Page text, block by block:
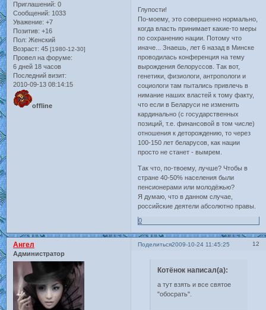
Приглашений: 0
Сообщений: 1033
Уважение: +7
Позитив: +16
Пол: Женский
Возраст: 45 [1980-12-30]
Провел на форуме:
6 дней 18 часов
Последний визит:
2010-09-13 08:14:15
offline
Глупости!
По-моему, это совершенно нормально,
когда власть принимает какие-то меры
по сохранению нации. Потому что
иначе... Знаешь, лет 6 назад в Минске
проводилась конференция на тему
вырождения белоруссов. Так вот,
генетики, физиологи, антропологи и
социологи там пытались привлечь в
нимание наших властей к тому факту,
что если в Беларуси не изменить
кардинально (с государственных
позиций, т.е. финансовой в том числе)
отношения к деторождению, то через
100-150 лет беларусов, как нации
просто не станет - вымрем.
Так что, по-твоему, лучше? Чтобы в
стране 40-50% населения были
пенсионерами или молодёжью?
Я думаю, что в данном случае,
российские деятели абсолютно правы.
0
Поделиться 12
2009-10-24 11:45:25
Ангел
Администратор
Котёнок написал(а):
а тут взять и все святое
"обосрать".